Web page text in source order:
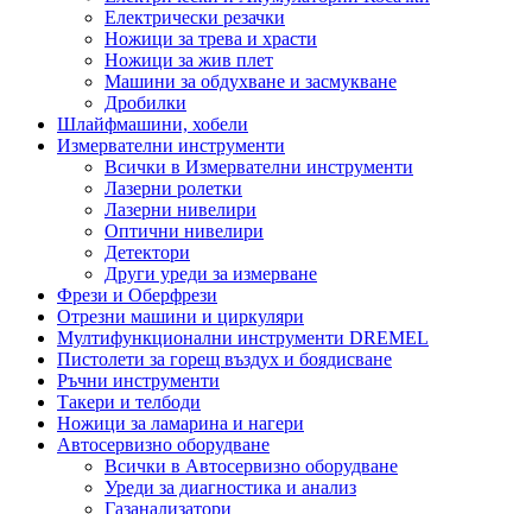
Електрически резачки
Ножици за трева и храсти
Ножици за жив плет
Машини за обдухване и засмукване
Дробилки
Шлайфмашини, хобели
Измервателни инструменти
Всички в Измервателни инструменти
Лазерни ролетки
Лазерни нивелири
Оптични нивелири
Детектори
Други уреди за измерване
Фрези и Оберфрези
Отрезни машини и циркуляри
Мултифункционални инструменти DREMEL
Пистолети за горещ въздух и боядисване
Ръчни инструменти
Такери и телбоди
Ножици за ламарина и нагери
Автосервизно оборудване
Всички в Автосервизно оборудване
Уреди за диагностика и анализ
Газанализатори